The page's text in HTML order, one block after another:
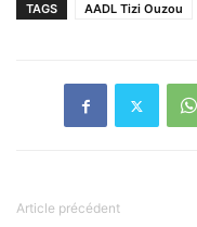
TAGS AADL Tizi Ouzou
Article précédent